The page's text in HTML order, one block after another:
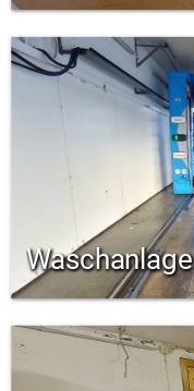
Waschanlage